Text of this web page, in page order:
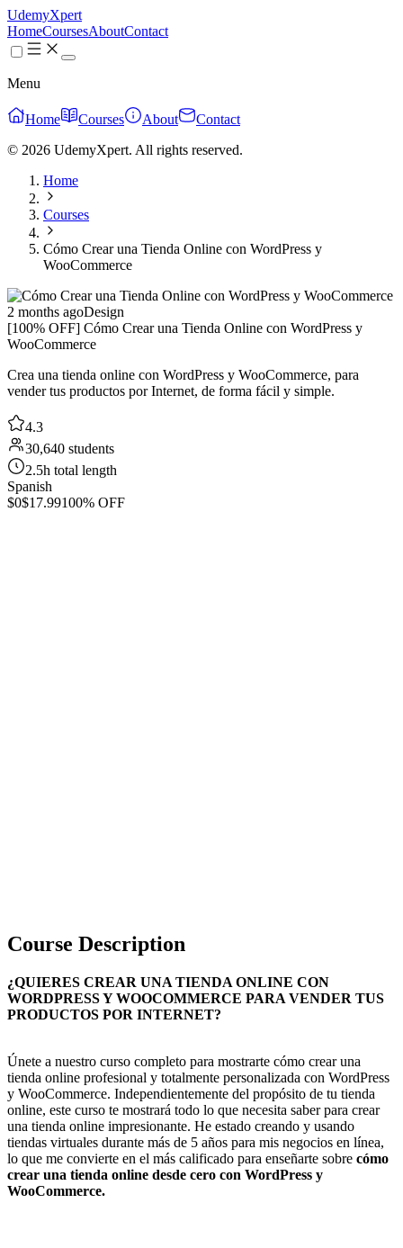
UdemyXpert
HomeCoursesAboutContact
Menu
Home Courses About
Contact
© 2026 UdemyXpert. All rights reserved.
Home
Courses
Cómo Crear una Tienda Online con WordPress y
WooCommerce
2 months agoDesign
[100% OFF] Cómo Crear una Tienda Online con WordPress y
WooCommerce
Crea una tienda online con WordPress y WooCommerce, para
vender tus productos por Internet, de forma fácil y simple.
4.3
30,640 students
2.5h total length
Spanish
$0$17.99100% OFF
Course Description
¿QUIERES CREAR UNA TIENDA ONLINE CON
WORDPRESS Y WOOCOMMERCE PARA VENDER TUS
PRODUCTOS POR INTERNET?
Únete a nuestro curso completo para mostrarte cómo crear una
tienda online profesional y totalmente personalizada con WordPress
y WooCommerce. Independientemente del propósito de tu tienda
online, este curso te mostrará todo lo que necesita saber para crear
una tienda online impresionante. He estado creando y usando
tiendas virtuales durante más de 5 años para mis negocios en línea,
lo que me convierte en el más calificado para enseñarte sobre cómo
crear una tienda online desde cero con WordPress y
WooCommerce.